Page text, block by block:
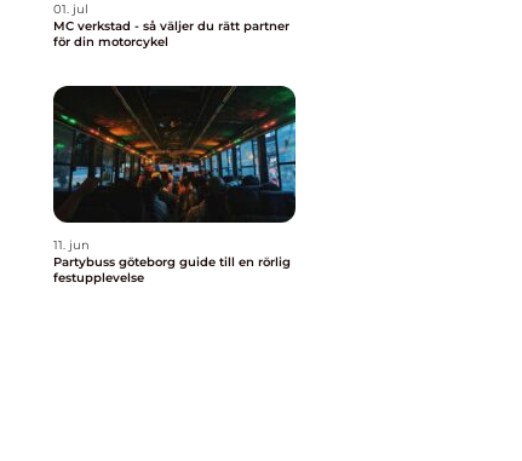
01. jul
MC verkstad - så väljer du rätt partner
för din motorcykel
11. jun
Partybuss göteborg guide till en rörlig
festupplevelse